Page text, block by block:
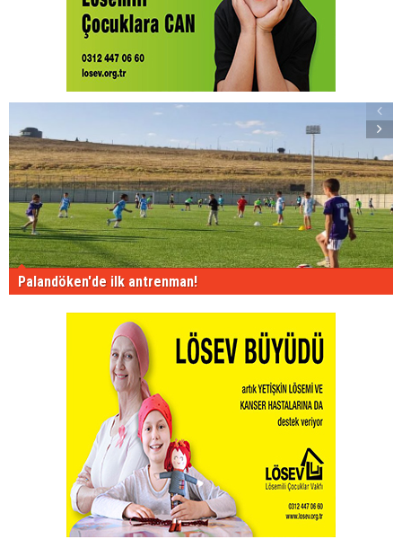
Palandöken'de ilk antrenman!